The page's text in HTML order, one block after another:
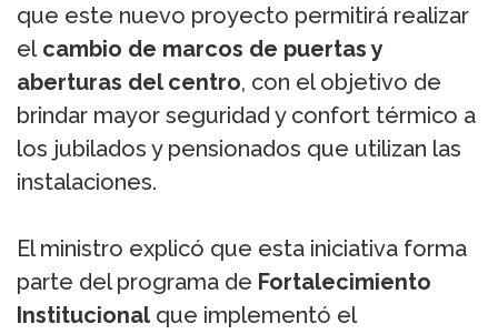
que este nuevo proyecto permitirá realizar
el cambio de marcos de puertas y
aberturas del centro, con el objetivo de
brindar mayor seguridad y confort térmico a
los jubilados y pensionados que utilizan las
instalaciones.
El ministro explicó que esta iniciativa forma
parte del programa de Fortalecimiento
Institucional que implementó el